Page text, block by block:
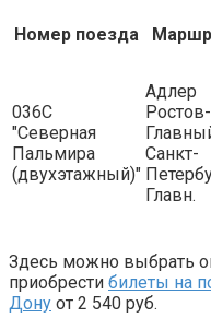
Номер поезда
036С
"Северная
Пальмира
(двухэтажный)"
Адлер
Ростов-
Санкт-
Главн.
Здесь можно выбрать
приобрести билеты на
Дону от 2 540 руб.